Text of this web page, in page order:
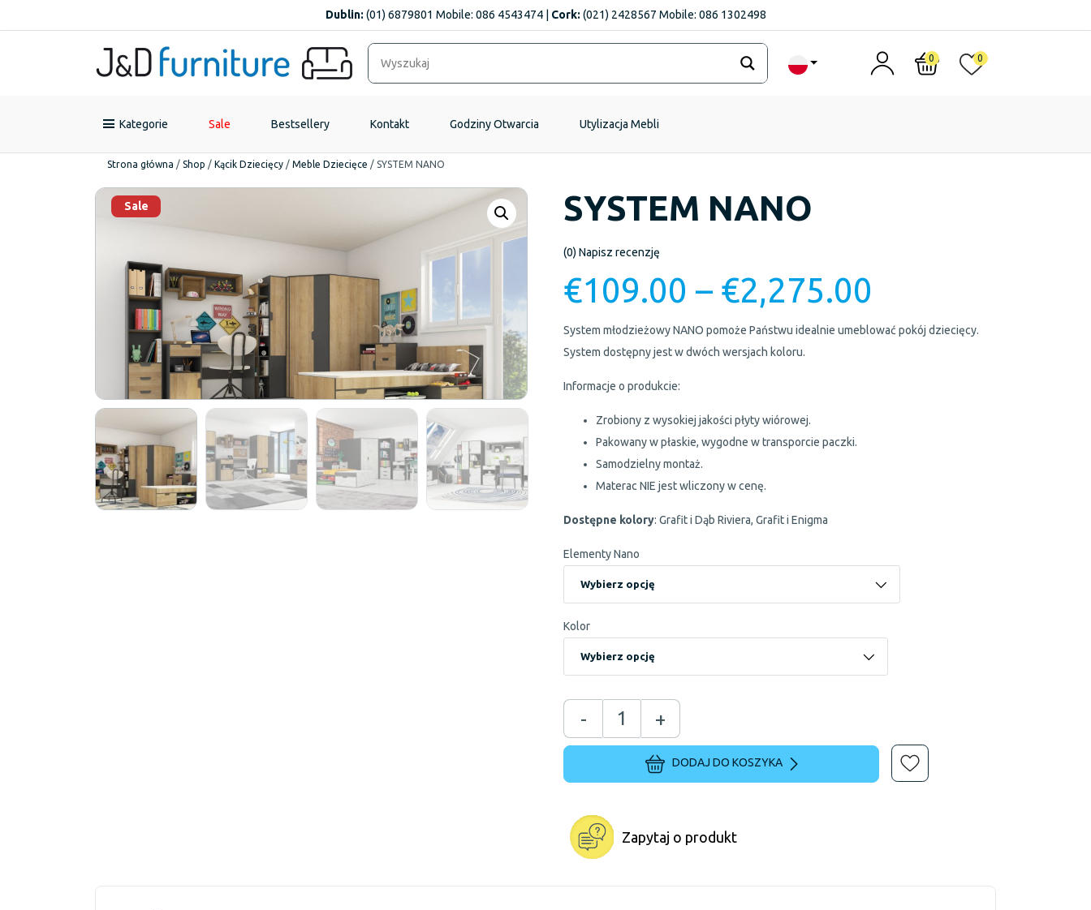
Dublin: (01) 6879801 Mobile: 086 4543474 | Cork: (021) 2428567 Mobile: 086 1302498
0 0
Kategorie Sale Bestsellery Kontakt Godziny Otwarcia Utylizacja Mebli
Strona główna / Shop / Kącik Dziecięcy / Meble Dziecięce / SYSTEM NANO
Sale SYSTEM NANO
(0)Napisz recenzję
€109.00 – €2,275.00
System młodzieżowy NANO pomoże Państwu idealnie umeblować pokój dziecięcy.
System dostępny jest w dwóch wersjach koloru.
Informacje o produkcie:
Zrobiony z wysokiej jakości płyty wiórowej.
Pakowany w płaskie, wygodne w transporcie paczki.
Samodzielny montaż.
Materac NIE jest wliczony w cenę.
Dostępne kolory: Grafit i Dąb Riviera, Grafit i Enigma
Elementy Nano
Kolor
- +
DODAJ DO KOSZYKA
Zapytaj o produkt